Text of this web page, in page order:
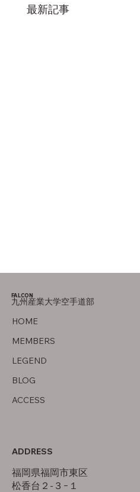
最新記事
竜泉寺の湯！
HOME
MEMBERS
LEGEND
BLOG
ACCESS
FALCON
九州産業大学空手道部
ADDRESS
福岡県福岡市東区
松香台２-３−１